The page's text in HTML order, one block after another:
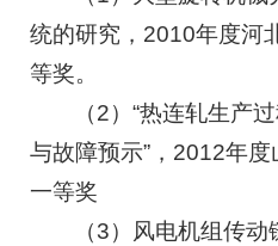
统的研究，2010年度河
等奖。
（2）“热连轧生产
与故障预示”，2012年
一等奖
（3）风电机组传